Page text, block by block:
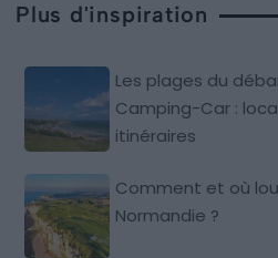
Plus d'inspiration
Les plages du
Camping-Car :
itinéraires
Comment et où
Normandie ?